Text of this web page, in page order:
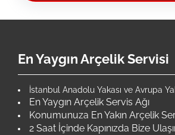
En Yaygın Arçelik Servisi
İstanbul Anadolu Yakası ve Avrupa
En Yaygın Arçelik Servis Ağı
Konumunuza En Yakın Arçelik
2 Saat İçinde Kapınızda Bize